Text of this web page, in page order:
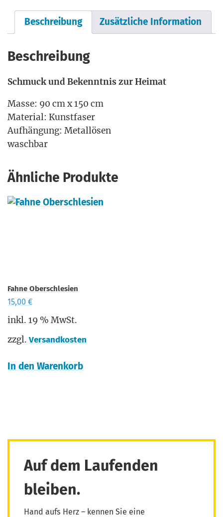
Beschreibung Zusätzliche Information
Beschreibung
Schmuck und Bekennt­nis zur Heimat
Mas­se: 90 cm x 150 cm
Mate­ri­al: Kunstfaser
Auf­hän­gung: Metallösen
waschbar
Ähnliche Produkte
Fahne Oberschlesien
15,00 €
inkl. 19 % MwSt.
zzgl. Versandkosten
In den Warenkorb
Auf dem Laufenden
bleiben.
Hand aufs Herz – kennen Sie eine